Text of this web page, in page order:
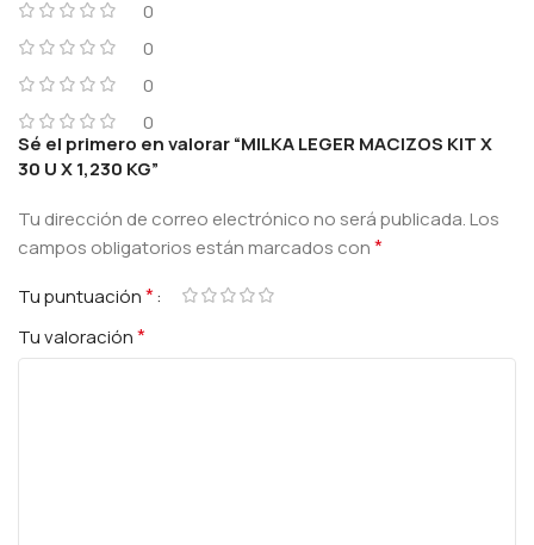
0
0
0
0
Sé el primero en valorar “MILKA LEGER MACIZOS KIT X
30 U X 1,230 KG”
Tu dirección de correo electrónico no será publicada.Los
campos obligatorios están marcados con*
Tu puntuación*
Tu valoración*